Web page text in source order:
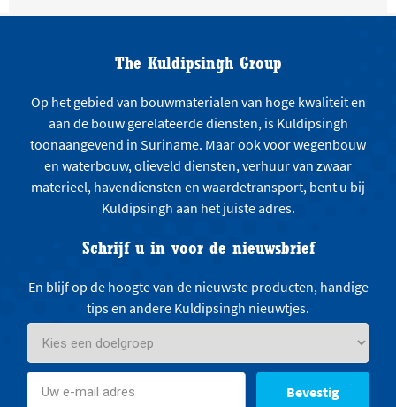
The Kuldipsingh Group
Op het gebied van bouwmaterialen van hoge kwaliteit en
aan de bouw gerelateerde diensten, is Kuldipsingh
toonaangevend in Suriname. Maar ook voor wegenbouw
en waterbouw, olieveld diensten, verhuur van zwaar
materieel, havendiensten en waardetransport, bent u bij
Kuldipsingh aan het juiste adres.
Schrijf u in voor de nieuwsbrief
En blijf op de hoogte van de nieuwste producten, handige
tips en andere Kuldipsingh nieuwtjes.
Bevestig